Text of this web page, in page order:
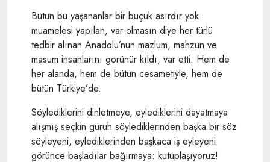
Bütün bu yaşananlar bir buçuk asırdır yok
muamelesi yapılan, var olmasın diye her türlü
tedbir alınan Anadolu’nun mazlum, mahzun ve
masum insanlarını görünür kıldı, var etti. Hem de
her alanda, hem de bütün cesametiyle, hem de
bütün Türkiye’de.
Söylediklerini dinletmeye, eylediklerini dayatmaya
alışmış seçkin güruh söylediklerinden başka bir söz
söyleyeni, eylediklerinden başkaca iş eyleyeni
görünce başladılar bağırmaya: kutuplaşıyoruz!